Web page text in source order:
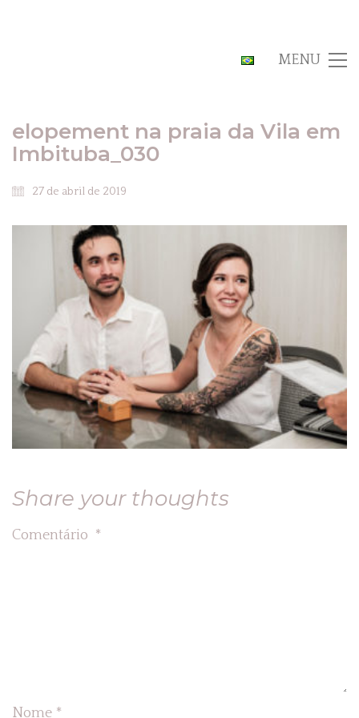
MENU
elopement na praia da Vila em
Imbituba_030
27 de abril de 2019
Share your thoughts
Comentário *
Nome *